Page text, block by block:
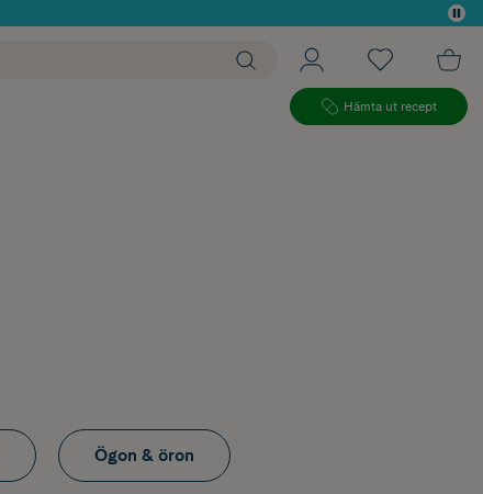
Hämta ut recept
Ögon & öron